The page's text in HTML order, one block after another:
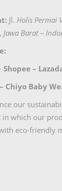
Jl. Holis Permai
, Jawa Barat –
Shopee –
Chiyo Baby
our
which our
eco-friendly